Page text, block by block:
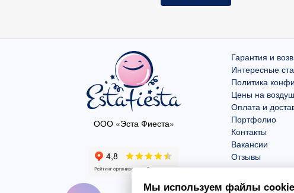
ООО «Эста Фиеста»
Гарантия и
Интересные
Политика
Цены на
Оплата и
Портфолио
Контакты
Вакансии
Отзывы
Мы используем файлы